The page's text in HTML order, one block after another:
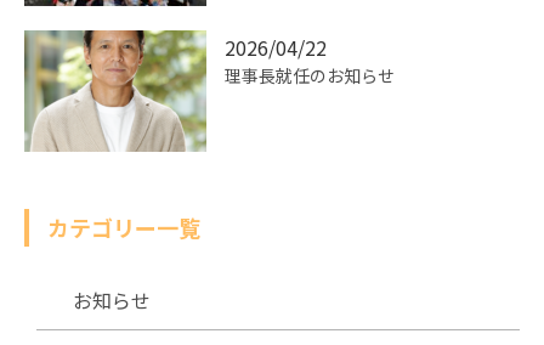
2026/04/22
理事長就任のお知らせ
カテゴリー一覧
お知らせ